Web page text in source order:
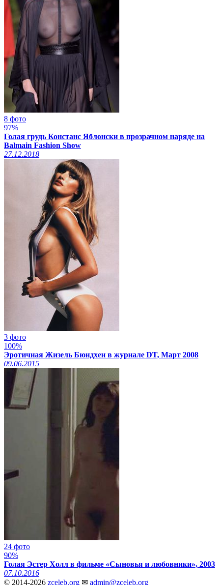
8 фото
97%
Голая грудь Констанс Яблонски в прозрачном наряде на
Balmain Fashion Show
27.12.2018
3 фото
100%
Эротичная Жизель Бюндхен в журнале DT, Март 2008
09.06.2015
24 фото
90%
Голая Эстер Холл в фильме «Сыновья и любовники», 2003
07.10.2016
© 2014-2026 zceleb.org ✉ admin@zceleb.org